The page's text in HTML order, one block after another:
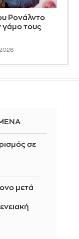
Ρονάλντο
γάμο τους
σε
μετά